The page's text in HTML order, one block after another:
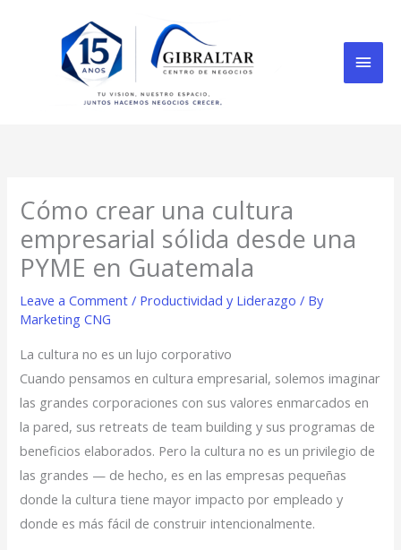
Cómo crear una cultura
empresarial sólida desde una
PYME en Guatemala
Leave a Comment / Productividad y Liderazgo / By
Marketing CNG
La cultura no es un lujo corporativo
Cuando pensamos en cultura empresarial, solemos imaginar
las grandes corporaciones con sus valores enmarcados en
la pared, sus retreats de team building y sus programas de
beneficios elaborados. Pero la cultura no es un privilegio de
las grandes — de hecho, es en las empresas pequeñas
donde la cultura tiene mayor impacto por empleado y
donde es más fácil de construir intencionalmente.